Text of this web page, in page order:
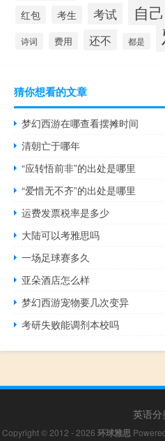
红包 考生 考试 自
诗词 费用 还不 都是
猜你想看的文章
梦幻西游在哪查看摆摊时间
清朝亡于哪年
“应转悟前非”的出处是哪里
“爱惜无不齐”的出处是哪里
运费发票税率是多少
大陆可以考雅思吗
一场足球赛多久
亚朵酒店怎么样
梦幻西游宠物要几次变异
考研失败能调剂本校吗
英语分
Copyright © 2012 - 2026 环球雅思